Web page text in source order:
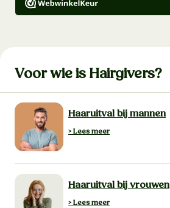
Voor wie is Hairgivers?
Haaruitval bij mannen
> Lees meer
Haaruitval bij vrouwen
> Lees meer